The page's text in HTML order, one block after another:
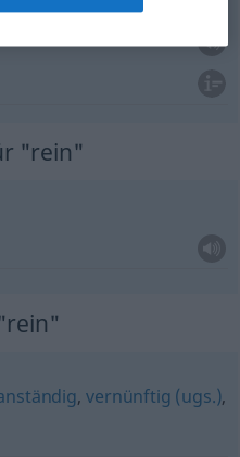
"rein"
,vernünftig (ugs.),